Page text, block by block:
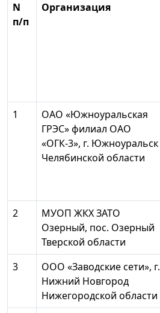
N
п/п
Организация
1
ОАО «Южноуральская
ГРЭС» филиал ОАО
«ОГК-3», г. Южноуральск
Челябинской области
2
МУОП ЖКХ ЗАТО
Озерный, пос. Озерный
Тверской области
3
ООО «Заводские сети», г.
Нижний Новгород
Нижегородской области